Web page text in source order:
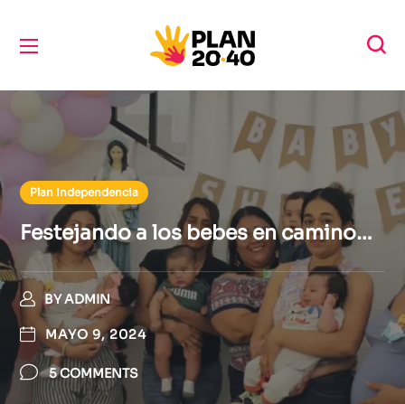
Plan Independencia
Festejando a los bebes en camino…
BYADMIN
MAYO 9, 2024
5 COMMENTS